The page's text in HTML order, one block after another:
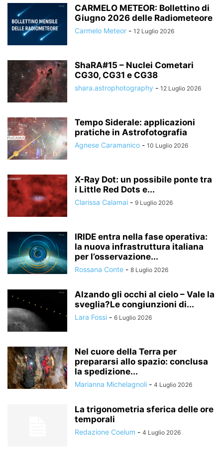
CARMELO METEOR: Bollettino di
Giugno 2026 delle Radiometeore
Carmelo Meteor - 12 Luglio 2026
ShaRA#15 – Nuclei Cometari
CG30, CG31 e CG38
shara.astrophotography - 12 Luglio 2026
Tempo Siderale: applicazioni
pratiche in Astrofotografia
Agnese Caramanico - 10 Luglio 2026
X-Ray Dot: un possibile ponte tra
i Little Red Dots e...
Clarissa Calamai - 9 Luglio 2026
IRIDE entra nella fase operativa:
la nuova infrastruttura italiana
per l’osservazione...
Rossana Conte - 8 Luglio 2026
Alzando gli occhi al cielo – Vale la
sveglia?Le congiunzioni di...
Lara Fossi - 6 Luglio 2026
Nel cuore della Terra per
prepararsi allo spazio: conclusa
la spedizione...
Marianna Michelagnoli - 4 Luglio 2026
La trigonometria sferica delle ore
temporali
Redazione Coelum - 4 Luglio 2026